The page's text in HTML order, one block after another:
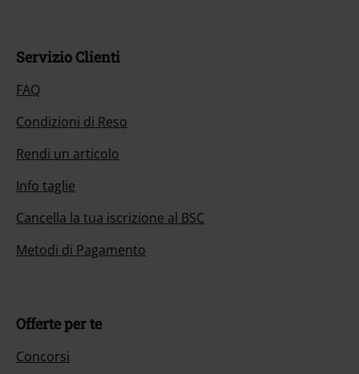
Servizio Clienti
FAQ
Condizioni di Reso
Rendi un articolo
Info taglie
Cancella la tua iscrizione al BSC
Metodi di Pagamento
Offerte per te
Concorsi